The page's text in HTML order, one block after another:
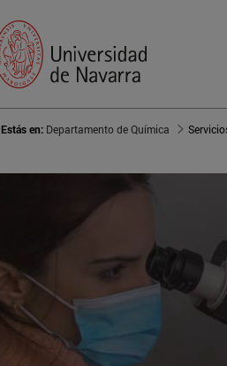
Estás en: Departamento de Química